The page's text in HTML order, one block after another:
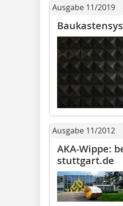
Ausgabe 11/2019
Ausgabe 11/2012
AKA-Wippe:
stuttgart.de